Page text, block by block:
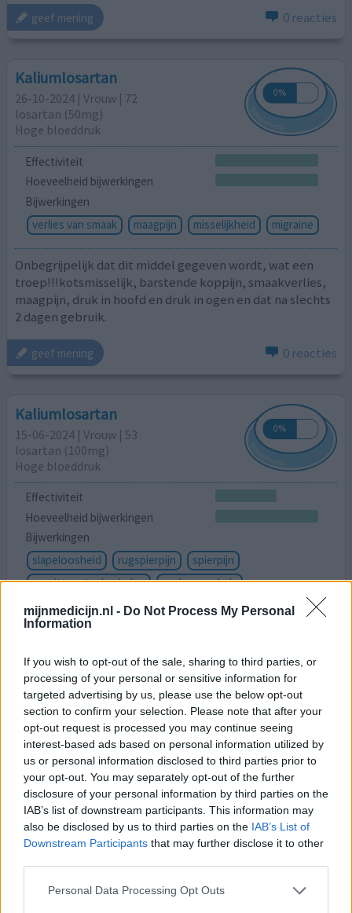
mijnmedicijn.nl - Do Not Process My Personal
Information
If you wish to opt-out of the sale, sharing to third parties, or
processing of your personal or sensitive information for
targeted advertising by us, please use the below opt-out
section to confirm your selection. Please note that after your
opt-out request is processed you may continue seeing
interest-based ads based on personal information utilized by
us or personal information disclosed to third parties prior to
your opt-out. You may separately opt-out of the further
disclosure of your personal information by third parties on the
IAB’s list of downstream participants. This information may
also be disclosed by us to third parties on the IAB’s List of
Downstream Participants that may further disclose it to other
Personal Data Processing Opt Outs
geef mening 0 reacties
Kaliumlosartan
26-10-2024 | Vrouw | 72
losartan (50mg)
Hoge bloeddruk
Effectiviteit
Hoeveelheid bijwerkingen
Bijwerkingen
verlies van smaak
maagpijn misselijkheid migraine
Onbegrijpelijk dat dit middel gegeven wordt, wat een
troep!!!kotsmisselijk, barstende koppijn, smaakverlies,
maagpijn, druk in hoofd en druk in ogen en dat na slechts
2 dagen gebruik.
geef mening 0 reacties
Kaliumlosartan
15-06-2024 | Vrouw | 53
losartan (100mg)
Hoge bloeddruk
Effectiviteit
Hoeveelheid bijwerkingen
Bijwerkingen
slapeloosheid
rugspierpijn
spierpijn
moeite met ademhalen
oedeem enkels
Wat een zooi ik ben zoveel aangekomen zere alles als ik
handen doen zeer ik heb het exstra benauwd ! Ik heb al
zoveel gelegen voor de bloeddruk maar nog niets waar ik
niet moe van word of pijn van heb of misselijk 🤢 bah ik
denk dak maar weer aan de bel moet trekken maar de
dokter zegt nog net niet dak niet goed bij me[lees
meer...]
geef mening 0 reacties
Kaliumlosartan
Hoge bloeddruk